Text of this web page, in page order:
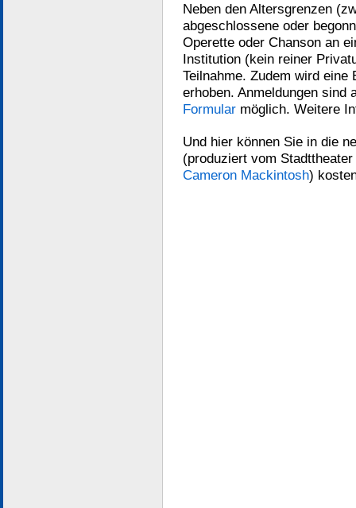
Neben den Altersgrenzen
abgeschlossene oder
Operette oder Chanson an
Institution (kein reiner
Teilnahme. Zudem wird
erhoben. Anmeldungen
Formular möglich. Weitere
Und hier können Sie in die
(produziert vom
Cameron Mackintosh)